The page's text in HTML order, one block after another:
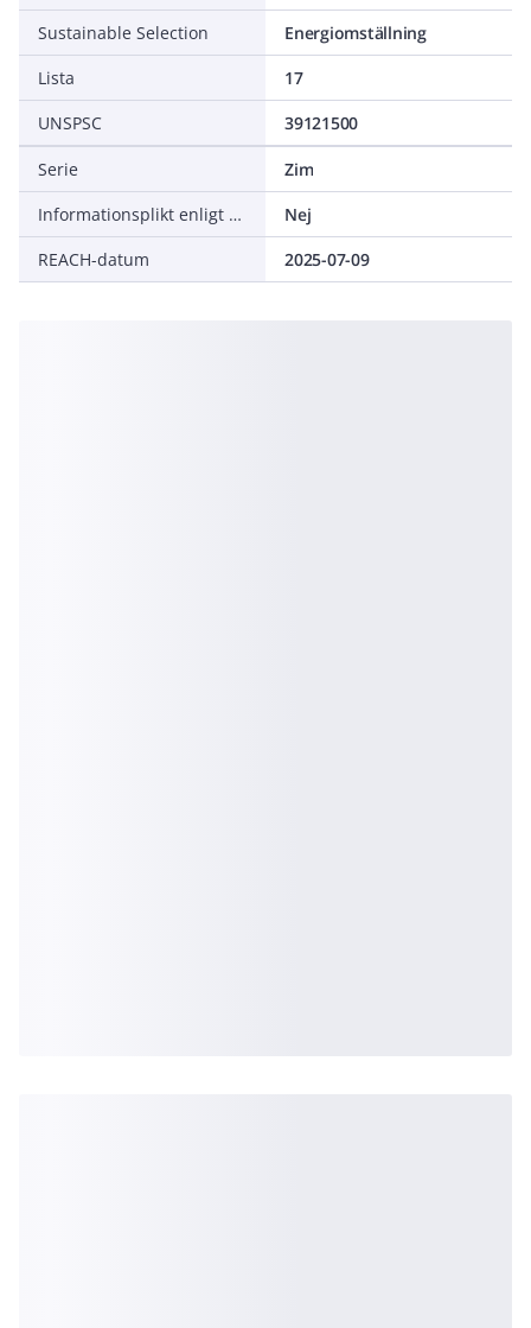
Sustainable Selection
Energiomställning
Lista
17
UNSPSC
39121500
Serie
Zim
Informationsplikt enligt REACH
Nej
REACH-datum
2025-07-09